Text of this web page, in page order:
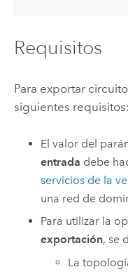
Requisitos
Para exportar
siguientes requisitos:
El valor del
entrada debe
servicios de la
una red de
Para utilizar la
exportación, se
La